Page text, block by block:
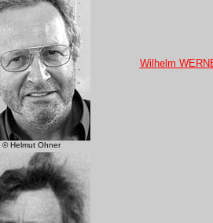
© Helmut Ohner
Wilhelm